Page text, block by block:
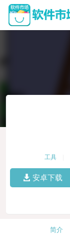
工具
安卓下载
简介